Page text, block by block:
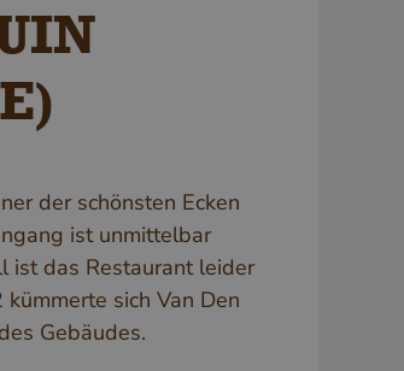
der schönsten Ecken
ist unmittelbar
ist das Restaurant leider
sich Van Den
Gebäudes.